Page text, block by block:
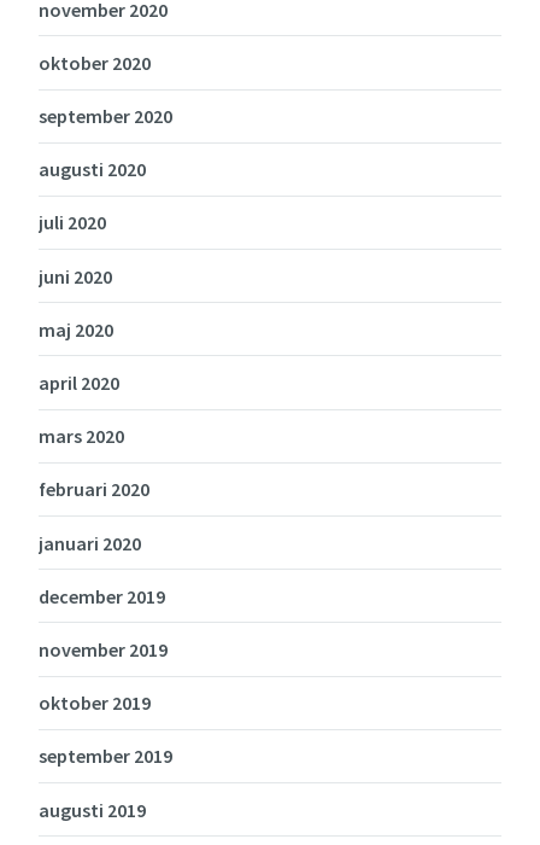
november 2020
oktober 2020
september 2020
augusti 2020
juli 2020
juni 2020
maj 2020
april 2020
mars 2020
februari 2020
januari 2020
december 2019
november 2019
oktober 2019
september 2019
augusti 2019